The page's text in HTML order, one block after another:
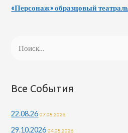
«Персонаж» образцовый
Все События
22.08.26 07.08.2026
29.10.2026 04.08.2026